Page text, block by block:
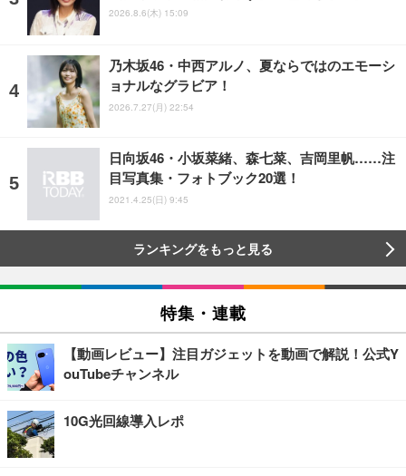
2026.8.6(木) 15:09
乃木坂46・中西アルノ、夏ならではのエモーシ
ョナルなグラビア！
2026.7.27(月) 22:54
日向坂46・小坂菜緒、森七菜、吉岡里帆……注
目写真集・フォトブック20選！
2021.4.25(日) 9:45
ランキングをもっと見る
特集・連載
【動画レビュー】注目ガジェットを動画で解説！公式Y
ouTubeチャンネル
10G光回線導入レポ